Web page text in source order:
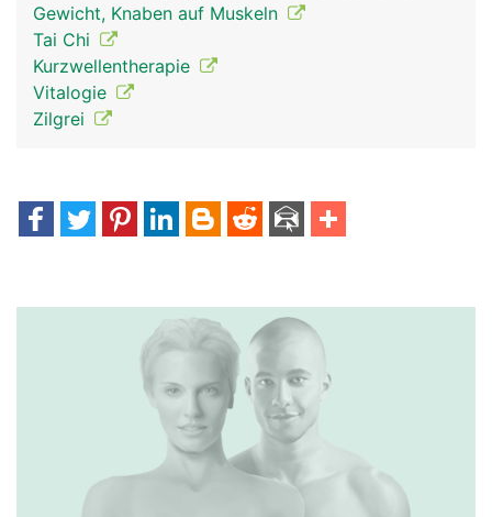
Gewicht, Knaben auf Muskeln
Tai Chi
Kurzwellentherapie
Vitalogie
Zilgrei